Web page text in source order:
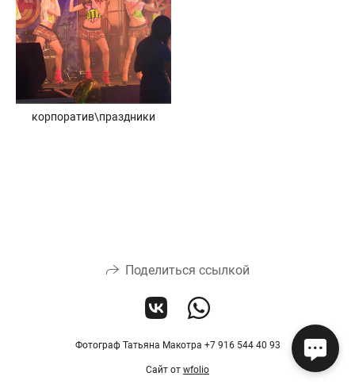
корпоратив\праздники
Поделиться ссылкой
Фотограф Татьяна Макотра +7 916 544 40 93
Сайт от wfolio